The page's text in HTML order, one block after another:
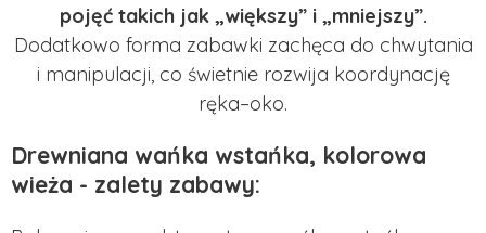
pojęć takich jak „większy” i „mniejszy”.
Dodatkowo forma zabawki zachęca do chwytania
i manipulacji, co świetnie rozwija koordynację
ręka–oko.
Drewniana wańka wstańka, kolorowa
wieża - zalety zabawy: